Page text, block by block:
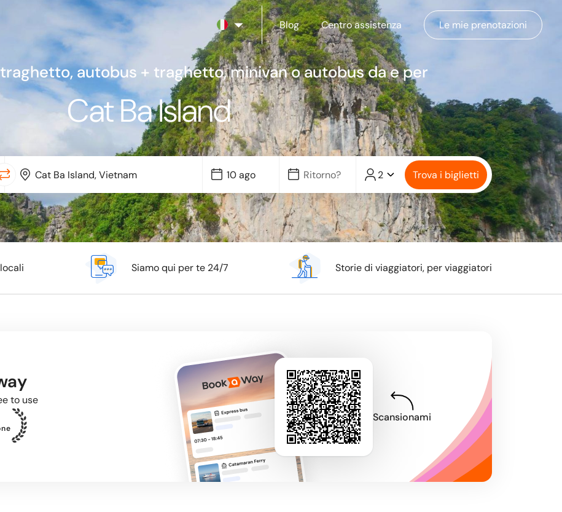
Blog Centro assistenza Le mie prenotazioni
autobus + traghetto, minivan o autobus da e per
Cat Ba Island
2 Trova i biglietti
Siamo qui per te 24/7 Storie di viaggiatori, per viaggiatori
to use
Scansionami